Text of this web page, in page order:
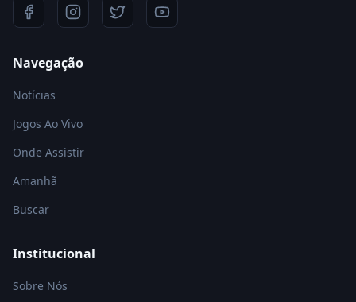
Navegação
Notícias
Jogos Ao Vivo
Onde Assistir
Amanhã
Buscar
Institucional
Sobre Nós